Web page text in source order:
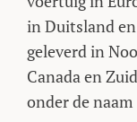
in Duitsland
geleverd in
Canada en
onder de